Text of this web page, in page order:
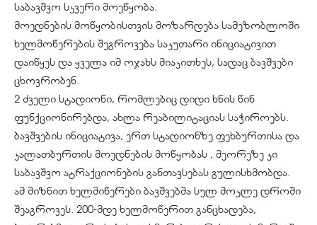
საბავშვო სკვერი მოეწყობა.
მოედნების მოწყობისთვის მოზარდება სამეზობლოში
ხელმოწერების შეგროვება საკუთარი ინიციატივით
დაიწყეს და ყველა იმ ოჯახს მიაკითხეს, სადაც ბავშვები
ცხოვრობენ.
2 ძველი სტადიონი, რომლებიც დიდი ხნის წინ
ფუნქციონირებდა, ახლა რეაბილიტაციას საჭიროებს.
ბავშვების ინიციატივა, ერთ სტადიონზე ფეხბურთისა და
კალათბურთის მოედნების მოწყობას , მეორეზე კი
საბავშვო ატრაქციონების განთავსებას გულისხმობდა.
ამ მიზნით ხელმიწერები ბავშვებმა სულ მოკლე დროში
შეაგროვეს. 200-მდე ხელმოწერით განცხადება,